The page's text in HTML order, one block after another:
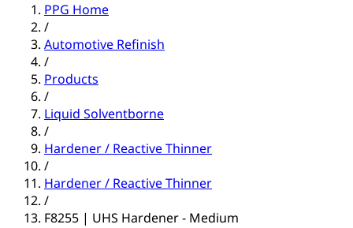
PPG Home
/
Automotive Refinish
/
Products
/
Liquid Solventborne
/
Hardener / Reactive Thinner
/
Hardener / Reactive Thinner
/
F8255 | UHS Hardener - Medium